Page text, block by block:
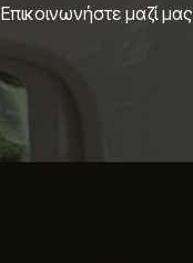
Επικοινωνήστε μαζί μας